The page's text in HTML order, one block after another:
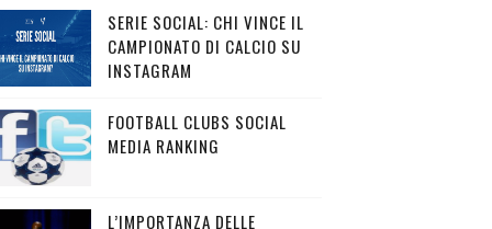
SERIE SOCIAL: CHI VINCE IL
CAMPIONATO DI CALCIO SU
INSTAGRAM
FOOTBALL CLUBS SOCIAL
MEDIA RANKING
L’IMPORTANZA DELLE